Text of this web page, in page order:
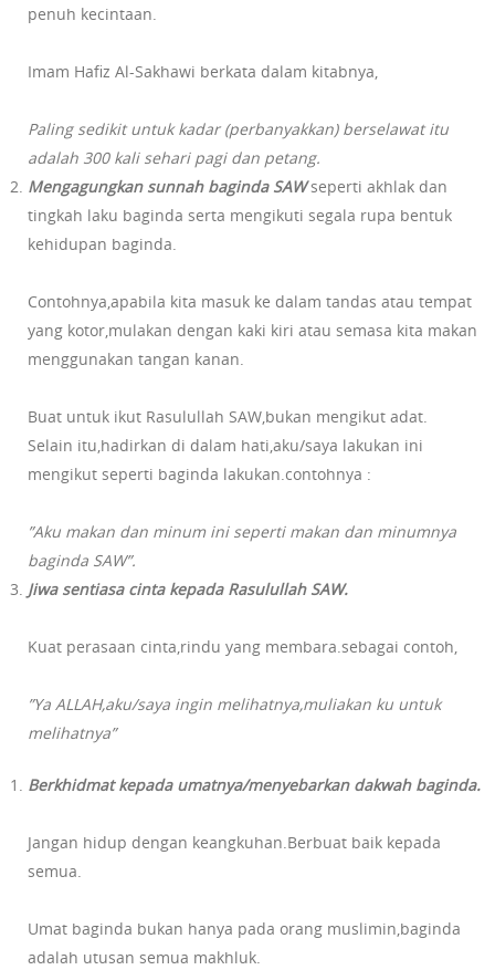
penuh kecintaan.
Imam Hafiz Al-Sakhawi berkata dalam kitabnya,
Paling sedikit untuk kadar (perbanyakkan) berselawat itu
adalah 300 kali sehari pagi dan petang.
Mengagungkan sunnah baginda SAWseperti akhlak dan
tingkah laku baginda serta mengikuti segala rupa bentuk
kehidupan baginda.
Contohnya,apabila kita masuk ke dalam tandas atau tempat
yang kotor,mulakan dengan kaki kiri atau semasa kita makan
menggunakan tangan kanan.
Buat untuk ikut Rasulullah SAW,bukan mengikut adat.
Selain itu,hadirkan di dalam hati,aku/saya lakukan ini
mengikut seperti baginda lakukan.contohnya :
”Aku makan dan minum ini seperti makan dan minumnya
baginda SAW”.
Jiwa sentiasa cinta kepada Rasulullah SAW.
Kuat perasaan cinta,rindu yang membara.sebagai contoh,
”Ya ALLAH,aku/saya ingin melihatnya,muliakan ku untuk
melihatnya”
Berkhidmat kepada umatnya/menyebarkan dakwah baginda.
Jangan hidup dengan keangkuhan.Berbuat baik kepada
semua.
Umat baginda bukan hanya pada orang muslimin,baginda
adalah utusan semua makhluk.